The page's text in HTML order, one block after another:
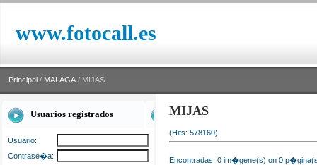
www.fotocall.es
Principal / MALAGA / MIJAS
Usuarios registrados
Usuario:
Contrase�a:
MIJAS
(Hits: 578160)
Encontradas: 0 im�gene(s) on 0